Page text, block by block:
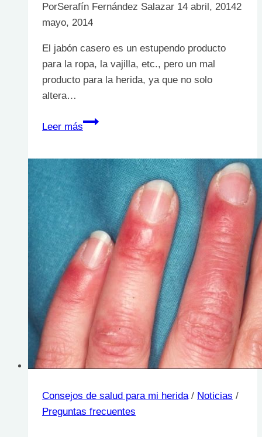
PorSerafín Fernández Salazar 14 abril, 20142
mayo, 2014
El jabón casero es un estupendo producto
para la ropa, la vajilla, etc., pero un mal
producto para la herida, ya que no solo
altera…
Leer más
¿Es
las
heridas
con
jabón
casero?
Consejos de salud para mi herida / Noticias /
Preguntas frecuentes